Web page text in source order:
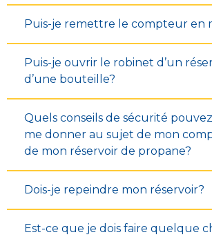
Puis-je remettre le compteur en
Puis-je ouvrir le robinet d’un
d’une bouteille?
Quels conseils de sécurité
me donner au sujet de mon
de mon réservoir de propane?
Dois-je repeindre mon réservoir?
Est-ce que je dois faire quelque